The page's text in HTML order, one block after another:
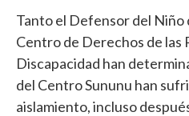
Tanto el Defensor del Niño
Centro de Derechos de las
Discapacidad han
del Centro Sununu han
aislamiento, incluso